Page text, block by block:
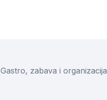
Gastro, zabava i organizacija